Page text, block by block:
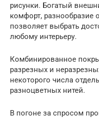
рисунки. Богатый
комфорт, разнообразие
позволяет выбрать
любому интерьеру.
Комбинированное
разрезных и
некоторого числа
разноцветных нитей.
В погоне за спросом